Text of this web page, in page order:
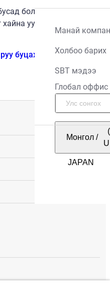
Манай
Холбоо барих
SBT мэдээ
Глобал оффис
Монгол /
боломжит тээврийн
уу.
буцах